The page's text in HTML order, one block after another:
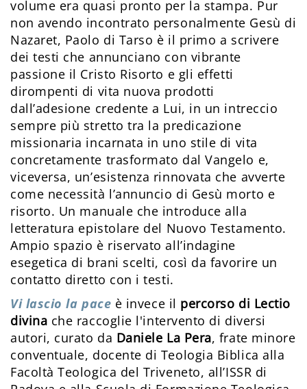
volume era quasi pronto per la stampa. Pur
non avendo incontrato personalmente Gesù di
Nazaret, Paolo di Tarso è il primo a scrivere
dei testi che annunciano con vibrante
passione il Cristo Risorto e gli effetti
dirompenti di vita nuova prodotti
dall’adesione credente a Lui, in un intreccio
sempre più stretto tra la predicazione
missionaria incarnata in uno stile di vita
concretamente trasformato dal Vangelo e,
viceversa, un’esistenza rinnovata che avverte
come necessità l’annuncio di Gesù morto e
risorto. Un manuale che introduce alla
letteratura epistolare del Nuovo Testamento.
Ampio spazio è riservato all’indagine
esegetica di brani scelti, così da favorire un
contatto diretto con i testi.
Vi lascio la pace è invece il percorso di Lectio
divina che raccoglie l'intervento di diversi
autori, curato da Daniele La Pera, frate minore
conventuale, docente di Teologia Biblica alla
Facoltà Teologica del Triveneto, all’ISSR di